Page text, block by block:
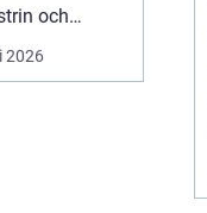
och
verkst&a...
2026